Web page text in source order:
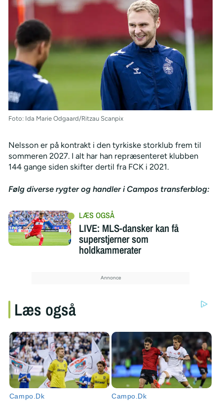
Foto: Ida Marie Odgaard/Ritzau Scanpix
Nelsson er på kontrakt i den tyrkiske storklub frem til
sommeren 2027. I alt har han repræsenteret klubben
144 gange siden skifter dertil fra FCK i 2021.
Følg diverse rygter og handler i Campos transferblog:
LIVE: MLS-dansker kan få
superstjerner som
holdkammerater